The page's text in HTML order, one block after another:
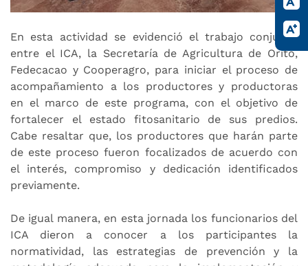
En esta actividad se evidenció el trabajo conjunto
entre el ICA, la Secretaría de Agricultura de Orito,
Fedecacao y Cooperagro, para iniciar el proceso de
acompañamiento a los productores y productoras
en el marco de este programa, con el objetivo de
fortalecer el estado fitosanitario de sus predios.
Cabe resaltar que, los productores que harán parte
de este proceso fueron focalizados de acuerdo con
el interés, compromiso y dedicación identificados
previamente.
De igual manera, en esta jornada los funcionarios del
ICA dieron a conocer a los participantes la
normatividad, las estrategias de prevención y la